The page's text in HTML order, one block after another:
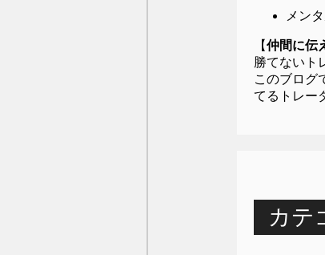
メン
【仲間に伝
勝てないト
このブログ
てるトレー
カテ